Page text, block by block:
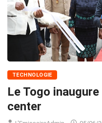
TECHNOLOGIE
Le Togo
center